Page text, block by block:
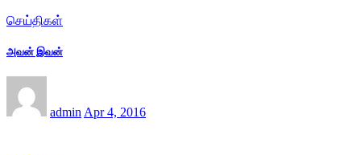
செய்திகள்
அவன் இவன்
admin Apr 4, 2016